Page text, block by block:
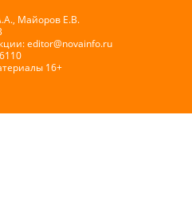
Майоров Е.В.
editor@novainfo.ru
16+